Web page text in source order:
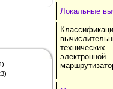
Локальные